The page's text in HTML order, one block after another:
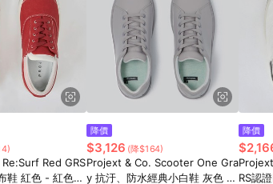
Red GRS
鞋 紅色 - 紅色-
降價
$3,126 (降$164)
Projext & Co. Scooter One Gra
y 抗汙、防水經典小白鞋 灰色 -
降價
RS認